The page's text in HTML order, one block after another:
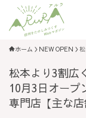
ホーム NEW OPEN
松本より3割広
10月3日オー
専門店【主な店